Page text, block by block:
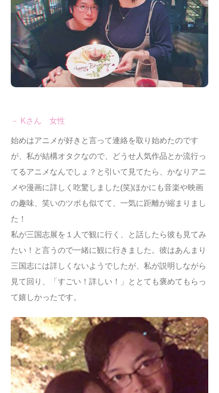
－ Kさん 女性
始めはアニメが好きと言って連絡を取り始めたのです
が、私が結構オタクなので、どうせ人気作品とか流行っ
てるアニメなんでしょ？と引いて見てたら、かなりアニ
メや漫画に詳しく吃驚しました(笑)ほかにも音楽や映画
の趣味、笑いのツボも似てて、一気に距離が縮まりまし
た！
私が三国志展を１人で観に行く、と話したら彼も見てみ
たい！と言うので一緒に観に行きました。彼はあんまり
三国志には詳しくないようでしたが、私が説明しながら
見て回り、「すごい！詳しい！」ととても褒めてもらっ
て嬉しかったです。